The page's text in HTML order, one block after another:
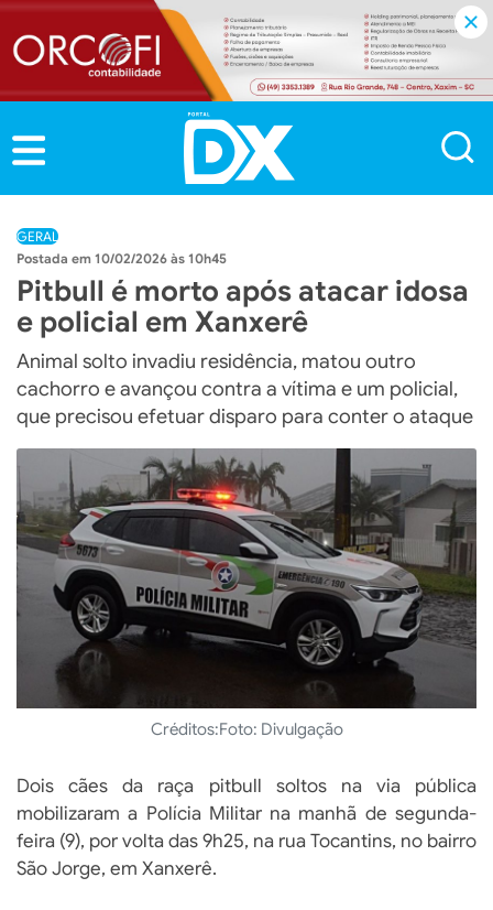
GERAL
10/02/2026 às 10h45
Pitbull é morto após atacar idosa
e policial em Xanxerê
Animal solto invadiu residência, matou outro
cachorro e avançou contra a vítima e um policial,
que precisou efetuar disparo para conter o ataque
Créditos:Foto: Divulgação
Dois cães da raça pitbull soltos na via pública
mobilizaram a Polícia Militar na manhã de segunda-
feira (9), por volta das 9h25, na rua Tocantins, no bairro
São Jorge, em Xanxerê.